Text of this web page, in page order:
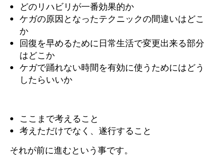
どのリハビリが一番効果的か
ケガの原因となったテクニックの間違いはどこ
か
回復を早めるために日常生活で変更出来る部分
はどこか
ケガで踊れない時間を有効に使うためにはどう
したらいいか
ここまで考えること
考えただけでなく、遂行すること
それが前に進むという事です。